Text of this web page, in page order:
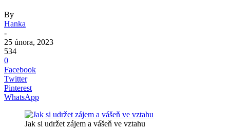
By
Hanka
-
25 února, 2023
534
0
Facebook
Twitter
Pinterest
WhatsApp
Jak si udržet zájem a vášeň ve vztahu